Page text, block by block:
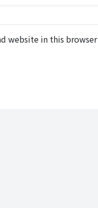
website in this